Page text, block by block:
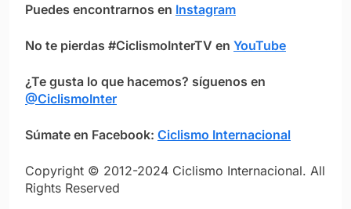
Puedes encontrarnos en Instagram
No te pierdas #CiclismoInterTV en YouTube
¿Te gusta lo que hacemos? síguenos en
@CiclismoInter
Súmate en Facebook: Ciclismo Internacional
Copyright © 2012-2024 Ciclismo Internacional. All
Rights Reserved